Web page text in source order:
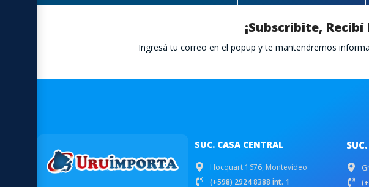
¡Subscribite, Recibí
Ingresá tu correo en el popup y te mantendremos
SUC. CASA CENTRAL
Hocquart 1676, Montevideo
(+598) 2924 8388 int. 1